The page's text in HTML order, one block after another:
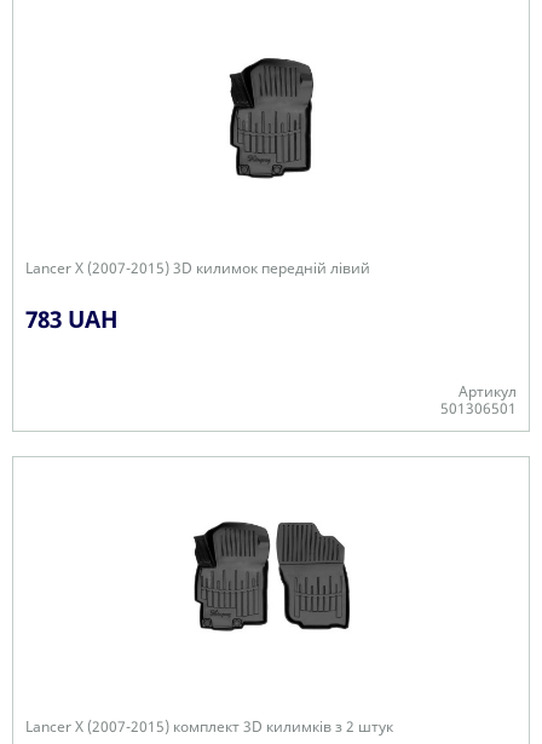
Lancer X (2007-2015) 3D килимок передній лівий
783 UAH
Артикул
501306501
Lancer X (2007-2015) комплект 3D килимків з 2 штук